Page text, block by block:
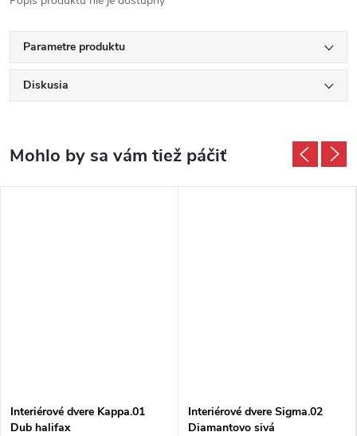
Parametre produktu
Diskusia
Interiérové dvere Kappa.01
Dub halifax
Interiérové dvere Sigma.02
Diamantovo sivá